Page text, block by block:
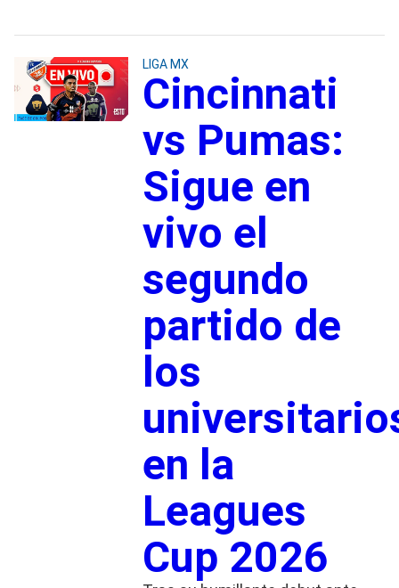
LIGA MX
Cincinnati
vs Pumas:
Sigue en
vivo el
segundo
partido de
los
en la
Leagues
Cup 2026